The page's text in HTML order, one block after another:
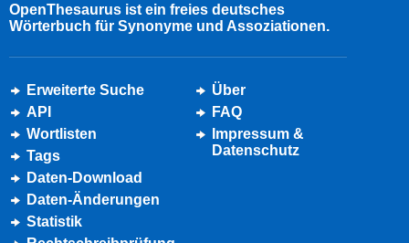
OpenThesaurus ist ein freies deutsches
Wörterbuch für Synonyme und Assoziationen.
Erweiterte Suche
API
Wortlisten
Tags
Daten-Download
Daten-Änderungen
Statistik
Über
FAQ
Impressum &
Datenschutz